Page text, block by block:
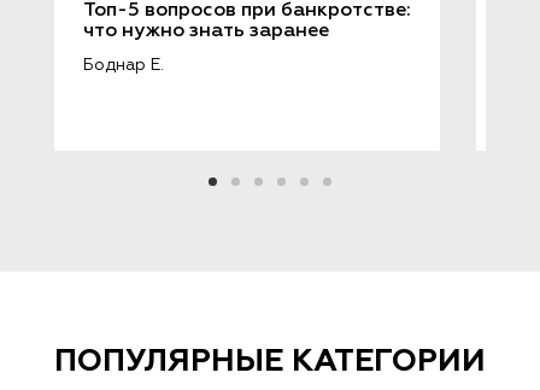
Топ-5 вопросов при банкротстве:
что нужно знать заранее
Боднар Е.
ПОПУЛЯРНЫЕ КАТЕГОРИИ